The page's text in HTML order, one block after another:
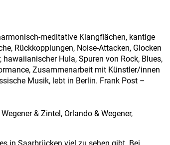
meditative Klangflächen, kantige
Rückkopplungen, Noise-Attacken, Glocken
Hula, Spuren von Rock, Blues,
Zusammenarbeit mit Künstler/innen
Musik, lebt in Berlin. Frank Post –
& Zintel, Orlando & Wegener,